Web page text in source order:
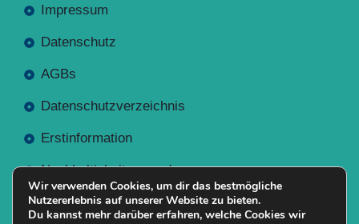
Impressum
Datenschutz
AGBs
Datenschutzverzeichnis
Erstinformation
Nachhaltigkeitsverordnung
Wir verwenden Cookies, um dir das bestmögliche
Nutzererlebnis auf unserer Website zu bieten.
Du kannst mehr darüber erfahren, welche Cookies wir